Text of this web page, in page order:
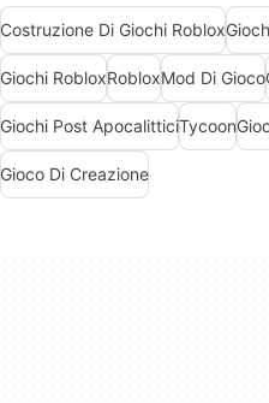
Costruzione Di Giochi Roblox
Giochi RobloxRobloxMod Di Gioco
Giochi Post ApocalitticiTycoon
Gioco Di Creazione